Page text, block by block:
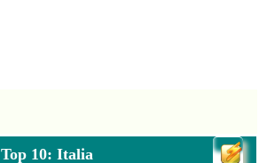
Top 10: Italia